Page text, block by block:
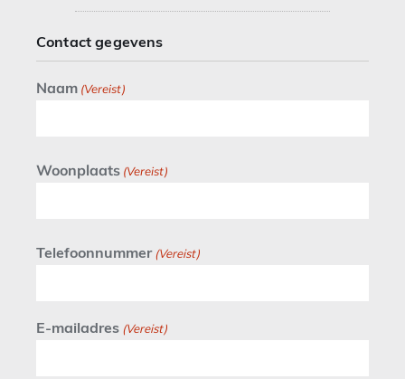
Contact gegevens
Naam (Vereist)
Woonplaats (Vereist)
Telefoonnummer (Vereist)
E-mailadres (Vereist)